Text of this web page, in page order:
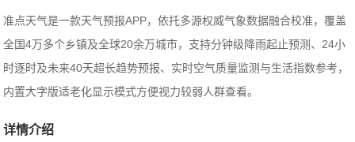
准点天气是一款天气预报APP，依托多源权威气象数据融合校准，覆盖
全国4万多个乡镇及全球20余万城市，支持分钟级降雨起止预测、24小
时逐时及未来40天超长趋势预报、实时空气质量监测与生活指数参考，
内置大字版适老化显示模式方便视力较弱人群查看。
详情介绍